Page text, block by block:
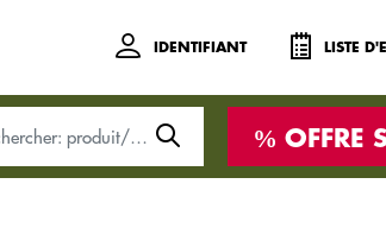
IDENTIFIANT LISTE
OFFRE